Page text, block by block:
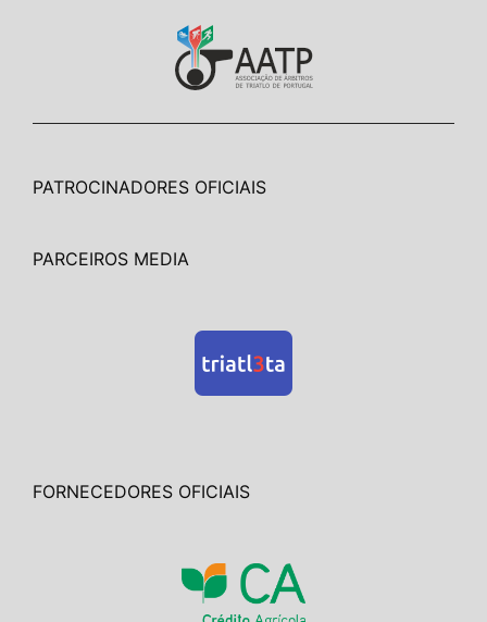
PATROCINADORES OFICIAIS
PARCEIROS MEDIA
FORNECEDORES OFICIAIS